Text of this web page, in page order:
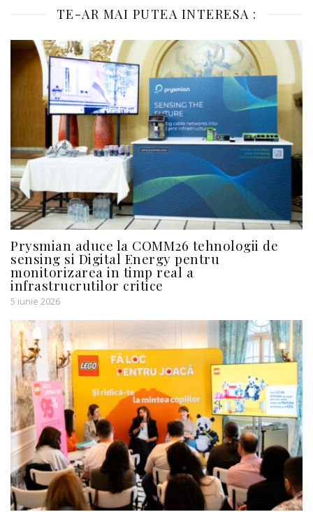
TE-AR MAI PUTEA INTERESA :
Prysmian aduce la COMM26 tehnologii de
sensing si Digital Energy pentru
monitorizarea in timp real a
infrastrucrutilor critice
5 iunie 2026